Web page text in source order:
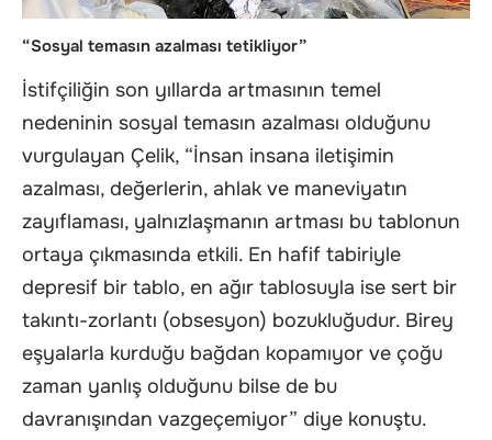
“Sosyal temasın azalması tetikliyor”
İstifçiliğin son yıllarda artmasının temel
nedeninin sosyal temasın azalması olduğunu
vurgulayan Çelik, “İnsan insana iletişimin
azalması, değerlerin, ahlak ve maneviyatın
zayıflaması, yalnızlaşmanın artması bu tablonun
ortaya çıkmasında etkili. En hafif tabiriyle
depresif bir tablo, en ağır tablosuyla ise sert bir
takıntı-zorlantı (obsesyon) bozukluğudur. Birey
eşyalarla kurduğu bağdan kopamıyor ve çoğu
zaman yanlış olduğunu bilse de bu
davranışından vazgeçemiyor” diye konuştu.